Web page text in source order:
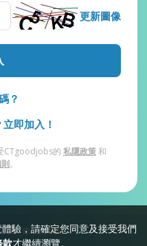
驗，請確定您同意及接受我們
款才繼續瀏覽。
更新圖像
？
立即加入！
CTgoodjobs的 私隱政策和
。
私隱 條款及細則